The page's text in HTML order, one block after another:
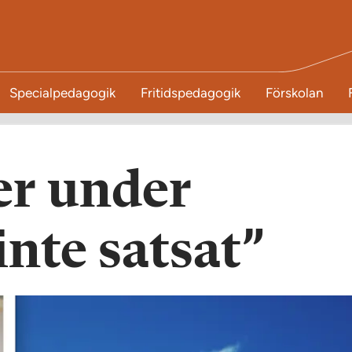
Specialpedagogik Fritidspedagogik Förskolan
under
satsat”